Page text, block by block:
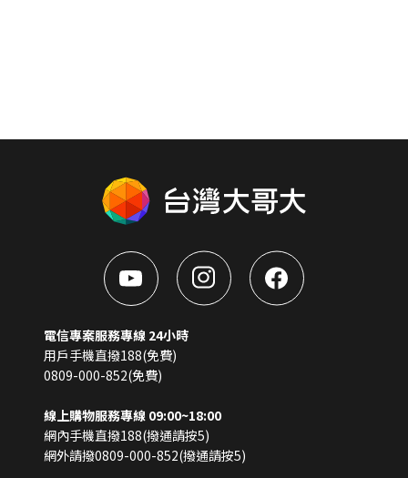
電信專案服務專線 24小時
用戶手機直撥188(免費)
0809-000-852(免費)
線上購物服務專線 09:00~18:00
網內手機直撥188(撥通請按5)
網外請撥0809-000-852(撥通請按5)